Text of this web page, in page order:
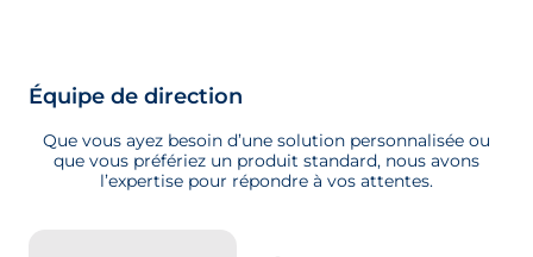
Équipe de direction
Que vous ayez besoin d’une solution personnalisée ou
que vous préfériez un produit standard, nous avons
l’expertise pour répondre à vos attentes.